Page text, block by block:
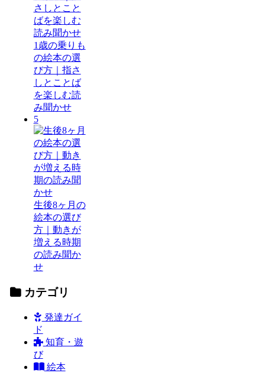
1歳の乗りも
の絵本の選
び方｜指さ
しとことば
を楽しむ読
み聞かせ
5
生後8ヶ月の
絵本の選び
方｜動きが
増える時期
の読み聞か
せ
カテゴリ
発達ガイ
ド
知育・遊
び
絵本